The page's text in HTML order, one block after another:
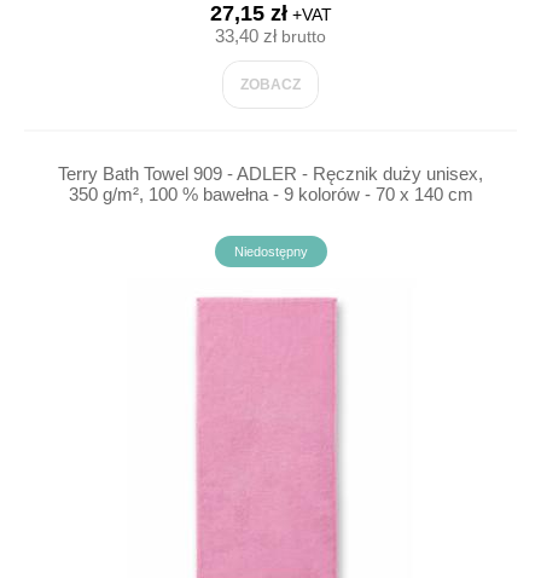
27,15 zł+VAT
33,40 złbrutto
ZOBACZ
Terry Bath Towel 909 - ADLER - Ręcznik duży unisex,
350 g/m², 100 % bawełna - 9 kolorów - 70 x 140 cm
Niedostępny